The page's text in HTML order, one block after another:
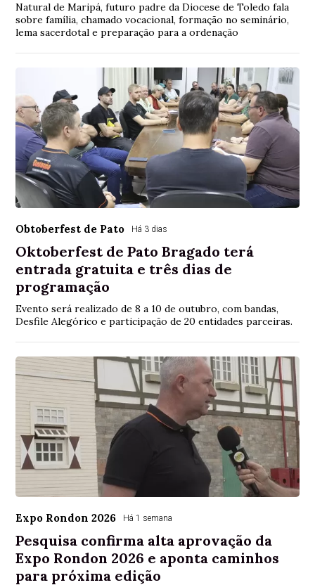
Natural de Maripá, futuro padre da Diocese de Toledo fala
sobre família, chamado vocacional, formação no seminário,
lema sacerdotal e preparação para a ordenação
Obtoberfest de Pato Há 3 dias
Oktoberfest de Pato Bragado terá
entrada gratuita e três dias de
programação
Evento será realizado de 8 a 10 de outubro, com bandas,
Desfile Alegórico e participação de 20 entidades parceiras.
Expo Rondon 2026 Há 1 semana
Pesquisa confirma alta aprovação da
Expo Rondon 2026 e aponta caminhos
para próxima edição